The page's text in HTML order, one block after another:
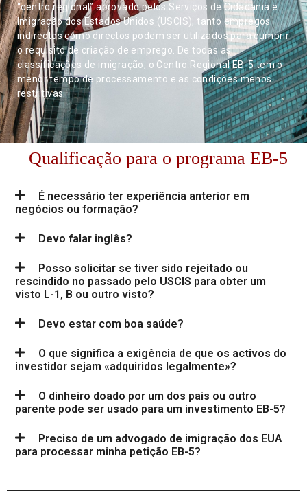
“centro regional” aprovado pelos Serviços de Cidadania e
Imigração dos Estados Unidos (USCIS), tanto empregos
indirectos como directos podem ser utilizados para cumprir
o requisito de criação de emprego. De todas as
classificações de imigração, o Centro Regional EB-5 tem o
menor tempo de processamento e as condições menos
restritivas.
Qualificação para o programa EB-5
É necessário ter experiência anterior em
negócios ou formação?
Devo falar inglês?
Posso solicitar se tiver sido rejeitado ou
rescindido no passado pelo USCIS para obter um
visto L-1, B ou outro visto?
Devo estar com boa saúde?
O que significa a exigência de que os activos do
investidor sejam «adquiridos legalmente»?
O dinheiro doado por um dos pais ou outro
parente pode ser usado para um investimento EB-5?
Preciso de um advogado de imigração dos EUA
para processar minha petição EB-5?